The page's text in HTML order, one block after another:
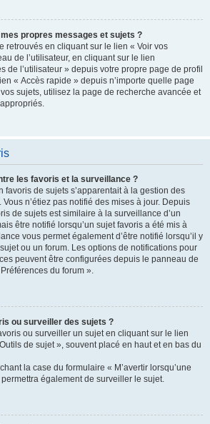
propres messages et sujets ?
retrouvés en cliquant sur le lien « Voir vos
de l’utilisateur, en cliquant sur le lien
de l’utilisateur » depuis votre propre page de profil
« Accès rapide » depuis n’importe quelle page
sujets, utilisez la page de recherche avancée et
les favoris et la surveillance ?
favoris de sujets s’apparentait à la gestion des
n’étiez pas notifié des mises à jour. Depuis
de sujets est similaire à la surveillance d’un
être notifié lorsqu’un sujet favoris a été mis à
vous permet également d’être notifié lorsqu’il y
ou un forum. Les options de notifications pour
peuvent être configurées depuis le panneau de
du forum ».
ou surveiller des sujets ?
ou surveiller un sujet en cliquant sur le lien
de sujet », souvent placé en haut et en bas du
la case du formulaire « M’avertir lorsqu’une
également de surveiller le sujet.